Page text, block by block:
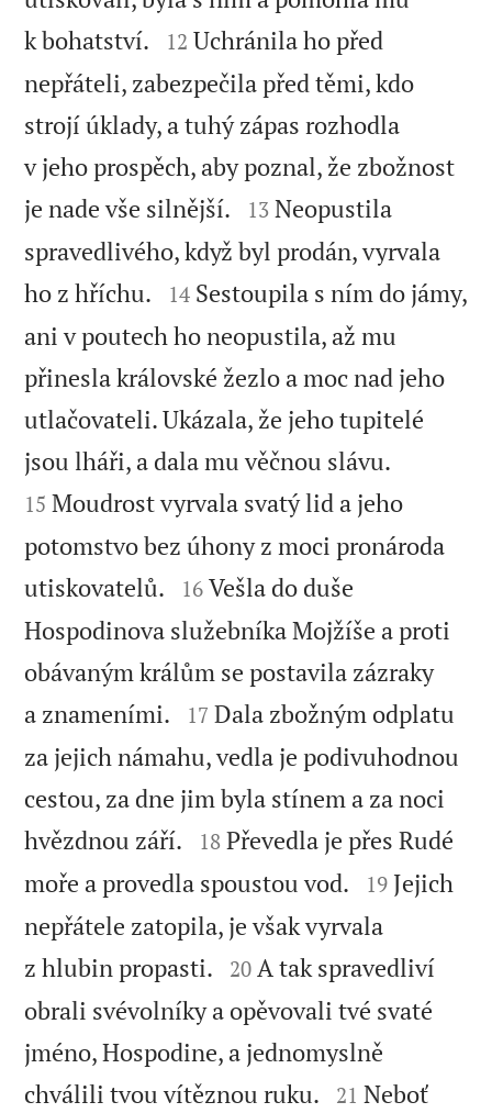
k bohatství.


12 Uchránila ho před
nepřáteli, zabezpečila před těmi, kdo
strojí úklady, a tuhý zápas rozhodla
v jeho prospěch, aby poznal, že zbožnost
je nade vše silnější.


13 Neopustila
spravedlivého, když byl prodán, vyrvala
ho z hříchu.


14 Sestoupila s ním do jámy,
ani v poutech ho neopustila, až mu
přinesla královské žezlo a moc nad jeho
utlačovateli. Ukázala, že jeho tupitelé
jsou lháři, a dala mu věčnou slávu.
15 Moudrost vyrvala svatý lid a jeho
potomstvo bez úhony z moci pronároda
utiskovatelů.


16 Vešla do duše
Hospodinova služebníka Mojžíše a proti
obávaným králům se postavila zázraky
a znameními.


17 Dala zbožným odplatu
za jejich námahu, vedla je podivuhodnou
cestou, za dne jim byla stínem a za noci
hvězdnou září.


18 Převedla je přes Rudé
moře a provedla spoustou vod.


19 Jejich
nepřátele zatopila, je však vyrvala
z hlubin propasti. 

20 A tak spravedliví
obrali svévolníky a opěvovali tvé svaté
jméno, Hospodine, a jednomyslně
chválili tvou vítěznou ruku. 

21 Neboť